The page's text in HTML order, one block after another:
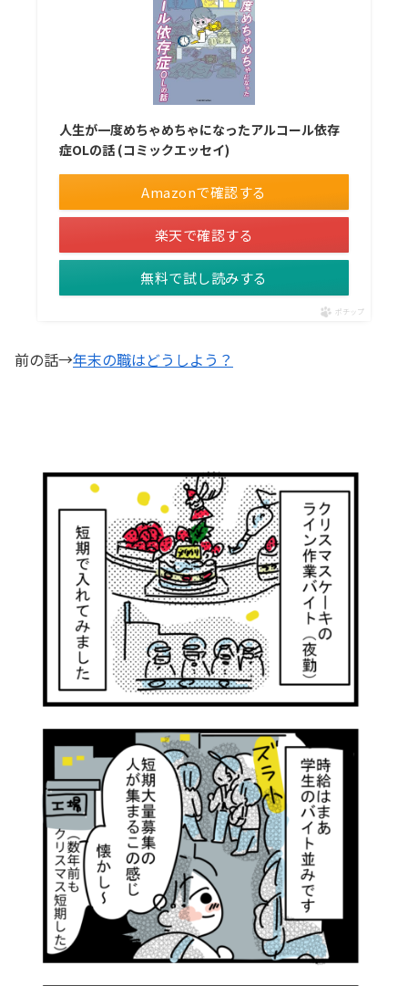
人生が一度めちゃめちゃになったアルコール依存
症OLの話 (コミックエッセイ)
Amazonで確認する
楽天で確認する
無料で試し読みする
ポチップ
前の話→年末の職はどうしよう？